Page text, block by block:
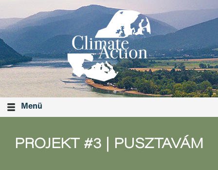
Menü
PROJEKT #3 | PUSZTAVÁM